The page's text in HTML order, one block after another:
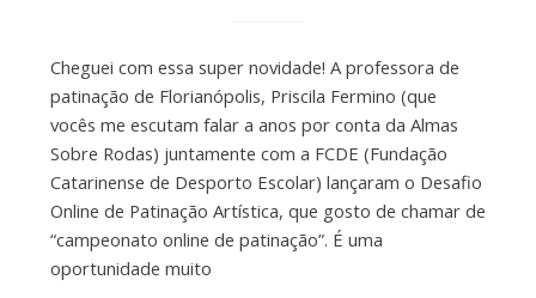
Cheguei com essa super novidade! A professora de
patinação de Florianópolis, Priscila Fermino (que
vocês me escutam falar a anos por conta da Almas
Sobre Rodas) juntamente com a FCDE (Fundação
Catarinense de Desporto Escolar) lançaram o Desafio
Online de Patinação Artística, que gosto de chamar de
“campeonato online de patinação”. É uma
oportunidade muito